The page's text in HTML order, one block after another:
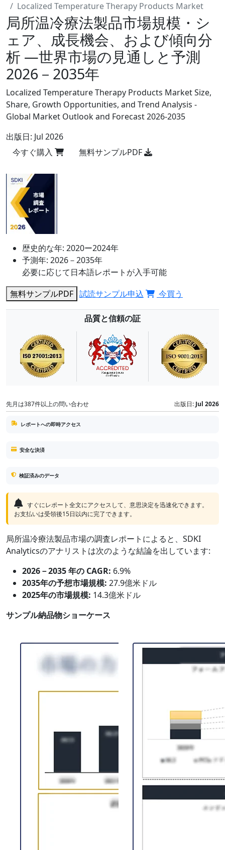
Localized Temperature Therapy Products Market
局所温冷療法製品市場規模・シ
ェア、成長機会、および傾向分
析 ―世界市場の見通しと予測
2026－2035年
Localized Temperature Therapy Products Market Size,
Share, Growth Opportunities, and Trend Analysis -
Global Market Outlook and Forecast 2026-2035
出版日: Jul 2026
今すぐ購入
無料サンプルPDF
歴史的な年: 2020ー2024年
予測年: 2026－2035年
必要に応じて日本語レポートが入手可能
無料サンプルPDF 試読サンプル申込 今買う
品質と信頼の証
先月は387件以上の問い合わせ 出版日: Jul 2026
レポートへの即時アクセス
安全な決済
検証済みのデータ
すぐにレポート全文にアクセスして、意思決定を迅速化できます。
お支払いは受領後15日以内に完了できます。
局所温冷療法製品市場の調査レポートによると、SDKI
Analyticsのアナリストは次のような結論を出しています:
2026－2035 年の CAGR: 6.9%
2035年の予想市場規模: 27.9億米ドル
2025年の市場規模: 14.3億米ドル
サンプル納品物ショーケース